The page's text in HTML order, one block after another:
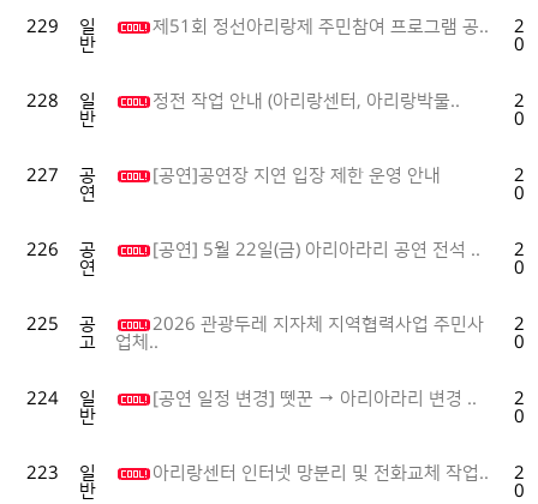
229
일
반
제51회 정선아리랑제 주민참여 프로그램 공..
228
일
반
정전 작업 안내 (아리랑센터, 아리랑박물..
227
공
연
[공연]공연장 지연 입장 제한 운영 안내
226
공
연
[공연] 5월 22일(금) 아리아라리 공연 전석 ..
225
공
고
2026 관광두레 지자체 지역협력사업 주민사
업체..
224
일
반
[공연 일정 변경] 뗏꾼 → 아리아라리 변경 ..
223
일
반
아리랑센터 인터넷 망분리 및 전화교체 작업..